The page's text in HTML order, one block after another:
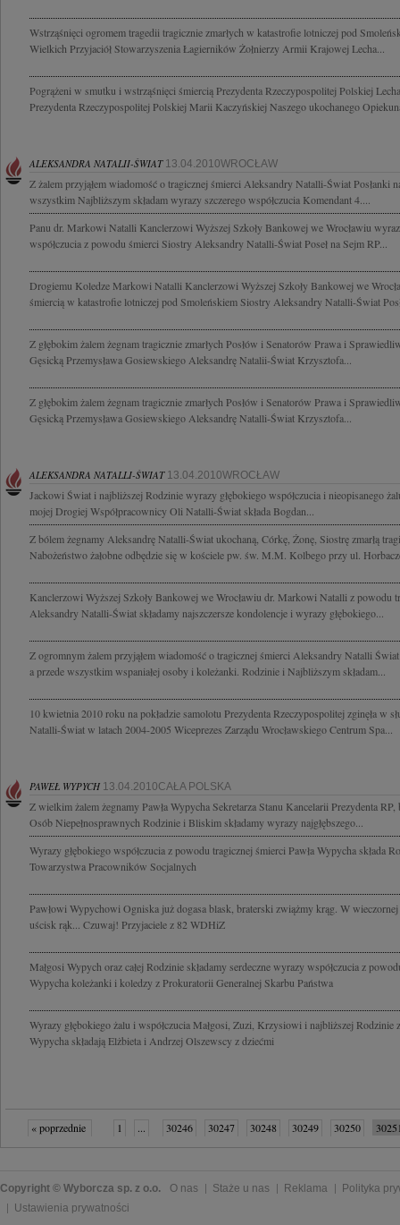
Wstrząśnięci ogromem tragedii tragicznie zmarłych w katastrofie lotniczej pod
Wielkich Przyjaciół Stowarzyszenia Łagierników Żołnierzy Armii Krajowej Lecha...
Pogrążeni w smutku i wstrząśnięci śmiercią Prezydenta Rzeczypospolitej Polskiej
Prezydenta Rzeczypospolitej Polskiej Marii Kaczyńskiej Naszego ukochanego
ALEKSANDRA NATALII-ŚWIAT 13.04.2010WROCŁAW
Z żalem przyjąłem wiadomość o tragicznej śmierci Aleksandry Natalli-Świat Posłanki
wszystkim Najbliższym składam wyrazy szczerego współczucia Komendant 4....
Panu dr. Markowi Natalli Kanclerzowi Wyższej Szkoły Bankowej we Wrocławiu
współczucia z powodu śmierci Siostry Aleksandry Natalli-Świat Poseł na Sejm RP...
Drogiemu Koledze Markowi Natalli Kanclerzowi Wyższej Szkoły Bankowej we
śmiercią w katastrofie lotniczej pod Smoleńskiem Siostry Aleksandry Natalli-Świat
Z głębokim żalem żegnam tragicznie zmarłych Posłów i Senatorów Prawa i
Gęsicką Przemysława Gosiewskiego Aleksandrę Natalii-Świat Krzysztofa...
Z głębokim żalem żegnam tragicznie zmarłych Posłów i Senatorów Prawa i
Gęsicką Przemysława Gosiewskiego Aleksandrę Natalli-Świat Krzysztofa...
ALEKSANDRA NATALLI-ŚWIAT 13.04.2010WROCŁAW
Jackowi Świat i najbliższej Rodzinie wyrazy głębokiego współczucia i nieopisanego
mojej Drogiej Współpracownicy Oli Natalli-Świat składa Bogdan...
Z bólem żegnamy Aleksandrę Natalli-Świat ukochaną, Córkę, Żonę, Siostrę zmarłą
Nabożeństwo żałobne odbędzie się w kościele pw. św. M.M. Kolbego przy ul.
Kanclerzowi Wyższej Szkoły Bankowej we Wrocławiu dr. Markowi Natalli z powodu
Aleksandry Natalli-Świat składamy najszczersze kondolencje i wyrazy głębokiego...
Z ogromnym żalem przyjąłem wiadomość o tragicznej śmierci Aleksandry Natalli
a przede wszystkim wspaniałej osoby i koleżanki. Rodzinie i Najbliższym składam...
10 kwietnia 2010 roku na pokładzie samolotu Prezydenta Rzeczypospolitej zginęła w
Natalli-Świat w latach 2004-2005 Wiceprezes Zarządu Wrocławskiego Centrum Spa...
PAWEŁ WYPYCH 13.04.2010CAŁA POLSKA
Z wielkim żalem żegnamy Pawła Wypycha Sekretarza Stanu Kancelarii Prezydenta RP,
Osób Niepełnosprawnych Rodzinie i Bliskim składamy wyrazy najgłębszego...
Wyrazy głębokiego współczucia z powodu tragicznej śmierci Pawła Wypycha składa
Towarzystwa Pracowników Socjalnych
Pawłowi Wypychowi Ogniska już dogasa blask, braterski zwiążmy krąg. W
uścisk rąk... Czuwaj! Przyjaciele z 82 WDHiZ
Małgosi Wypych oraz całej Rodzinie składamy serdeczne wyrazy współczucia z
Wypycha koleżanki i koledzy z Prokuratorii Generalnej Skarbu Państwa
Wyrazy głębokiego żalu i współczucia Małgosi, Zuzi, Krzysiowi i najbliższej Rodzinie
Wypycha składają Elżbieta i Andrzej Olszewscy z dziećmi
« poprzednie 1 ... 30246 30247 30248 30249 30250
30255
30256 ... 32289 następne »
Copyright © Wyborcza sp. z o.o. O nas Staże u nas Reklama
Polityka
Ustawienia prywatności